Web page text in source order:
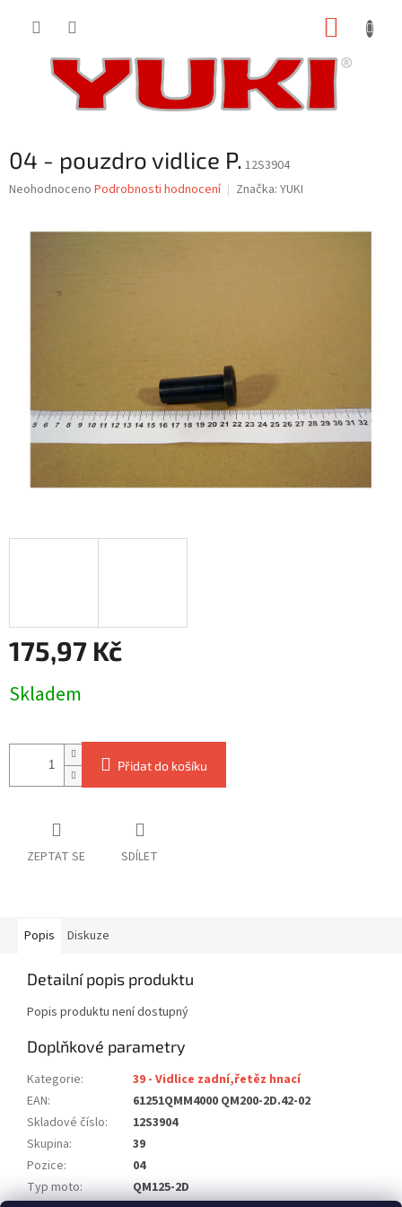
04 - pouzdro vidlice P. 12S3904
Průměrné
Neohodnoceno Podrobnosti hodnocení Značka: YUKI
175,97 Kč
cena:
Skladem
Přidat do košíku
ZEPTAT SE SDÍLET
Popis Diskuze
Detailní popis produktu
Popis produktu není dostupný
Doplňkové parametry
Kategorie:
39 - Vidlice zadní,řetěz hnací
EAN:
61251QMM4000 QM200-2D.42-02
Skladové číslo:
12S3904
Skupina:
39
Pozice:
04
Typ moto:
QM125-2D